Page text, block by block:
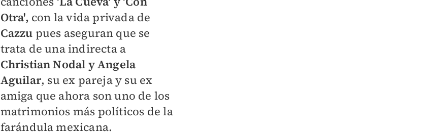
Otra', con la vida privada de
Cazzu pues aseguran que se
trata de una indirecta a
Christian Nodal y Angela
Aguilar, su ex pareja y su ex
amiga que ahora son uno de los
matrimonios más políticos de la
farándula mexicana.